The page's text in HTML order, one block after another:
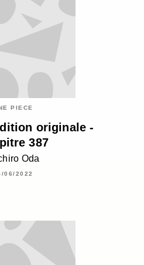
PIECE
originale -
387
Oda
06/2022